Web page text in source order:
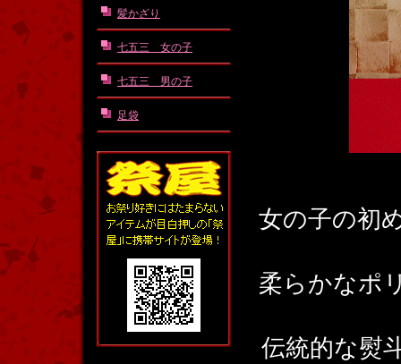
髪かざり
七五三 女の子
七五三 男の子
足袋
女の子の初
柔らかなポ
伝統的な熨